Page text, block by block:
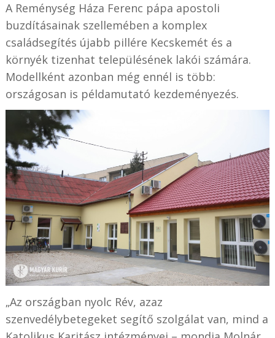
A Reménység Háza Ferenc pápa apostoli
buzdításainak szellemében a komplex
családsegítés újabb pillére Kecskemét és a
környék tizenhat településének lakói számára.
Modellként azonban még ennél is több:
országosan is példamutató kezdeményezés.
„Az országban nyolc Rév, azaz
szenvedélybetegeket segítő szolgálat van, mind a